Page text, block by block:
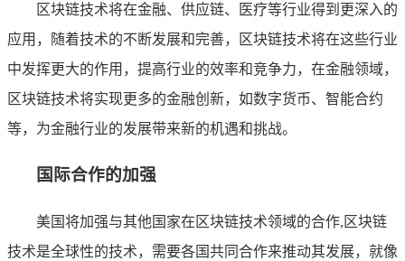
区块链技术将在金融、供应链、医疗等行业得到更深入的
应用，随着技术的不断发展和完善，区块链技术将在这些行业
中发挥更大的作用，提高行业的效率和竞争力，在金融领域，
区块链技术将实现更多的金融创新，如数字货币、智能合约
等，为金融行业的发展带来新的机遇和挑战。
国际合作的加强
美国将加强与其他国家在区块链技术领域的合作,区块链
技术是全球性的技术，需要各国共同合作来推动其发展，就像